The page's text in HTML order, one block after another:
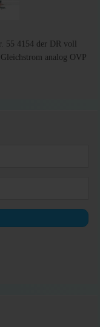
55 4154 der DR voll
analog OVP